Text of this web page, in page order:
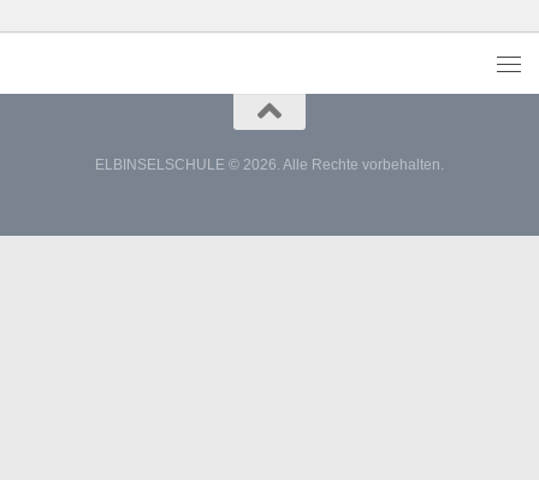
ELBINSELSCHULE © 2026. Alle Rechte vorbehalten.